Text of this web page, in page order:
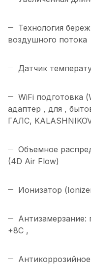
Технология
воздушного потока
Датчик
WiFi подготовка
адаптер , для ,
ГАЛС,
Объемное
(4D Air Flow)
Ионизатор
+8С ,